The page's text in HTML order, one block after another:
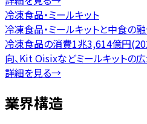
冷凍食品・ミールキット
冷凍食品・ミールキットと中食の
冷凍食品の消費1兆3,614億円
向、Kit Oisixなどミールキットの
詳細を見る→
業界構造